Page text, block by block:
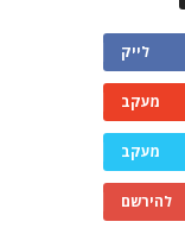
לייק
מעקב
מעקב
להירשם